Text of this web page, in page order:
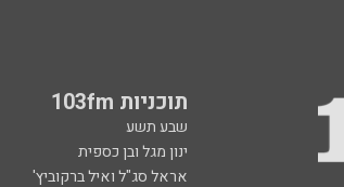
תוכניות 103fm
שבע תשע
ינון מגל ובן כספית
אראל סג"ל ואיל ברקוביץ'